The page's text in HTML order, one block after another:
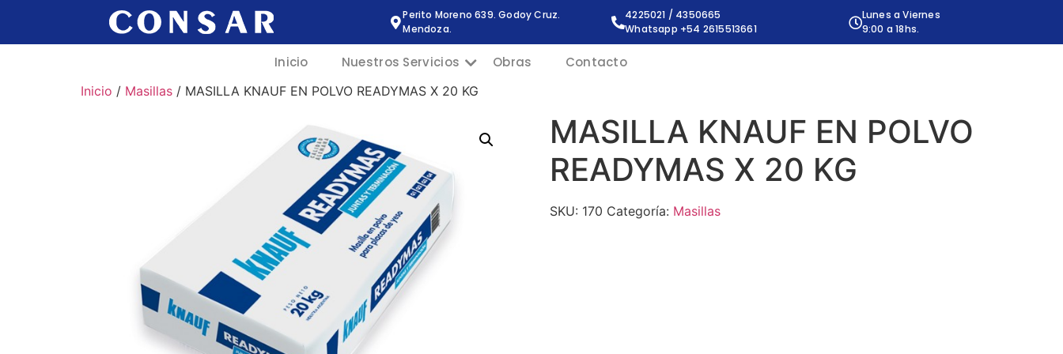
Perito Moreno 639. Godoy Cruz.
Mendoza.
4225021 / 4350665
Whatsapp +54 2615513661
Lunes a Viernes
9:00 a 18hs.
Inicio Nuestros Servicios Obras Contacto
Inicio / Masillas / MASILLA KNAUF EN POLVO READYMAS X 20 KG
MASILLA KNAUF EN POLVO
READYMAS X 20 KG
SKU: 170 Categoría: Masillas